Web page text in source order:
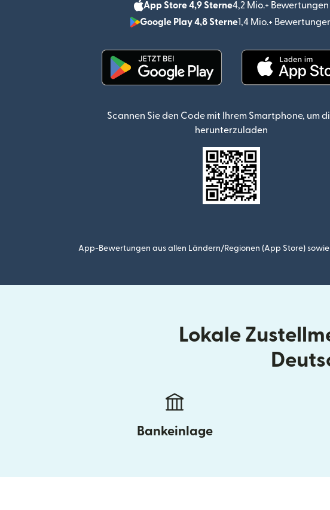
App Store 4,9 Sterne4,2 Mio.+ Bewertungen
Google Play 4,8 Sterne1,4 Mio.+
Scannen Sie den Code mit Ihrem Smartphone, um
herunterzuladen
App-Bewertungen aus allen Ländern/Regionen (App Store)
Lokale
Bankeinlage